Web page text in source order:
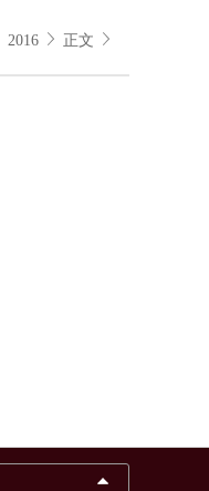
2016 正文